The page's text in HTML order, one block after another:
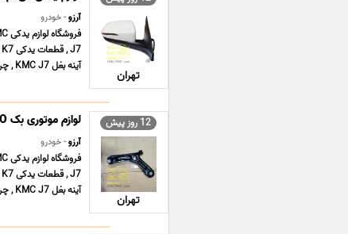
تهران
آرزو- خودرو
آینه بغل KMC J7 , چراغ جلو KMC K7 , سپ ... ...
12 روز پیش
تهران
لوازم موتوری بک BAC X3 PRO
آرزو- خودرو
آینه بغل KMC J7 , چراغ جلو KMC K7 , سپ ... ...